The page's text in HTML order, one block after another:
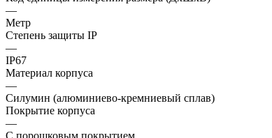
—
Метр
Степень защиты IP
—
IP67
Материал корпуса
—
Силумин (алюминиево-кремниевый сплав)
Покрытие корпуса
—
С порошковым покрытием